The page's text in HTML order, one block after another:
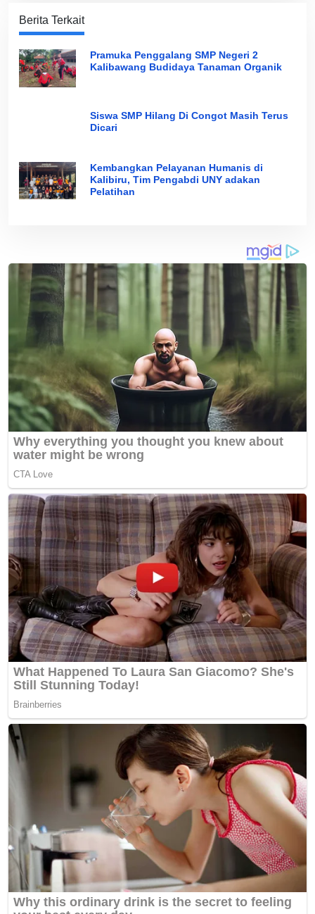
Berita Terkait
Pramuka Penggalang SMP Negeri 2
Kalibawang Budidaya Tanaman Organik
Siswa SMP Hilang Di Congot Masih Terus
Dicari
Kembangkan Pelayanan Humanis di
Kalibiru, Tim Pengabdi UNY adakan
Pelatihan